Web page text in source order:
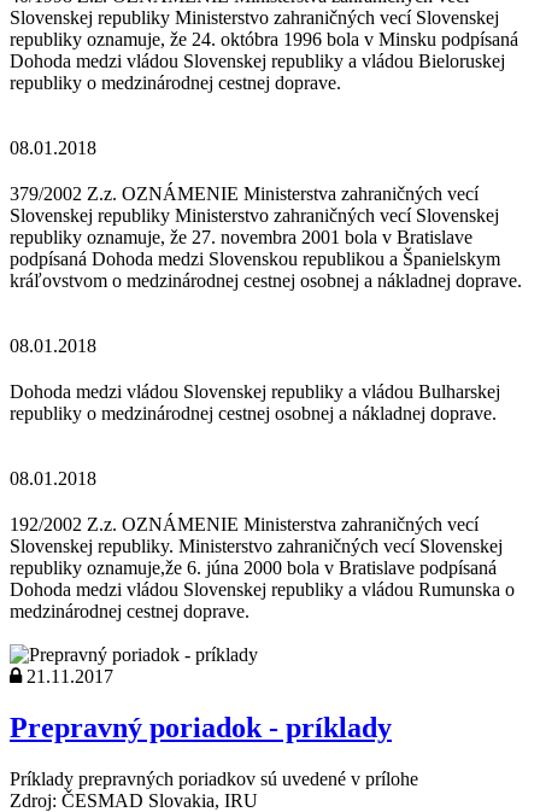
Slovenskej republiky Ministerstvo zahraničných vecí Slovenskej
republiky oznamuje, že 24. októbra 1996 bola v Minsku podpísaná
Dohoda medzi vládou Slovenskej republiky a vládou Bieloruskej
republiky o medzinárodnej cestnej doprave.
08.01.2018
379/2002 Z.z. OZNÁMENIE Ministerstva zahraničných vecí
Slovenskej republiky Ministerstvo zahraničných vecí Slovenskej
republiky oznamuje, že 27. novembra 2001 bola v Bratislave
podpísaná Dohoda medzi Slovenskou republikou a Španielskym
kráľovstvom o medzinárodnej cestnej osobnej a nákladnej doprave.
08.01.2018
Dohoda medzi vládou Slovenskej republiky a vládou Bulharskej
republiky o medzinárodnej cestnej osobnej a nákladnej doprave.
08.01.2018
192/2002 Z.z. OZNÁMENIE Ministerstva zahraničných vecí
Slovenskej republiky. Ministerstvo zahraničných vecí Slovenskej
republiky oznamuje,že 6. júna 2000 bola v Bratislave podpísaná
Dohoda medzi vládou Slovenskej republiky a vládou Rumunska o
medzinárodnej cestnej doprave.
21.11.2017
Prepravný poriadok - príklady
Príklady prepravných poriadkov sú uvedené v prílohe
Zdroj: ČESMAD Slovakia, IRU